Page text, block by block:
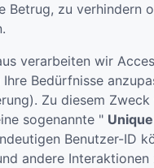
Betrug, zu verhindern
verarbeiten wir
Bedürfnisse
Zu diesem
sogenannte "
Benutzer-ID
andere Interaktionen